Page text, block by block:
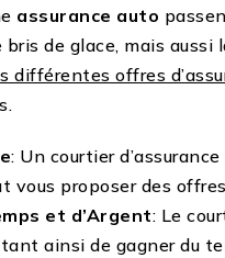
assurance auto
bris de glace, mais
différentes offres
: Un courtier
vous proposer des
et d’Argent: Le
ainsi de gagner du